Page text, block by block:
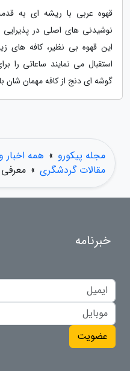
قهوه عربی با ریشه ای به
نوشیدنی های اصلی در
این قهوه بی نظیر، کافه های
استقبال می نمایند ساعاتی را
گوشه ای دنج از کافه مهمان شان
مجله پیکورو » همه اخبار
مقالات گردشگری » معرفی
خبرنامه
عضویت